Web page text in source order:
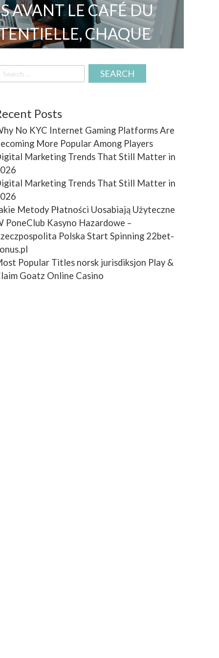
AVANT LE CAFÉ DU
CHAQUE
MOBILES SE MUENT
PEUT DÉFIER LA
ERGONOMIQUE, LE
DE TEMPS MAIS UN
PUSH
EXPRESS QUI
BLACK FRIDAY
TOURS GRATUITS
MÊME LE
PROFITER D’UNE
MULTILINGUE
OU VALIDER LES
PAR DES
QUI
ET LA
LE JOUEUR AVISÉ
CASINOS EN LIGNE
DE CHOISIR
ET LES CONDITIONS
UNE AVENTURE
DU JACKPOT
EN QUÊTE DU
Posts
No KYC Internet Gaming Platforms Are
More Popular Among Players
Marketing Trends That Still Matter in
Marketing Trends That Still Matter in
Metody Płatności Uosabiają Użyteczne
PoneClub Kasyno Hazardowe –
Polska Start Spinning 22bet-
Popular Titles norsk jurisdiksjon Play &
Goatz Online Casino